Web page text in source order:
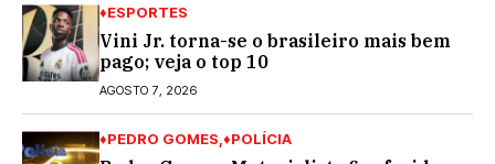
♦ESPORTES
Vini Jr. torna-se o brasileiro mais bem
pago; veja o top 10
AGOSTO 7, 2026
♦PEDRO GOMES ♦POLÍCIA